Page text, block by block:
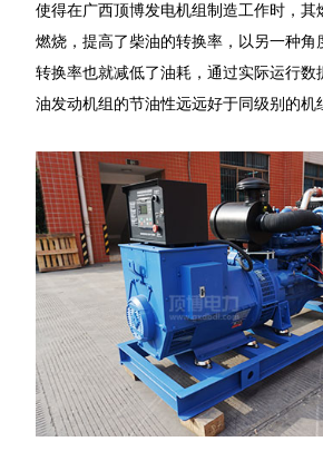
使得在广西顶博发电机组制造工作时，其
燃烧，提高了柴油的转换率，以另一种角
转换率也就减低了油耗，通过实际运行数
油发动机组的节油性远远好于同级别的机